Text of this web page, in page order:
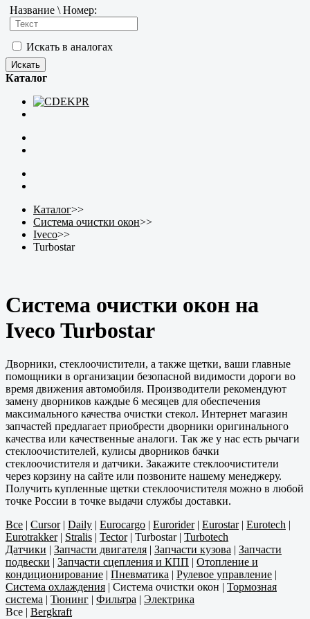
Название \ Номер:
Искать в аналогах
Каталог
Каталог>>
Система очистки окон>>
Iveco>>
Turbostar
Система очистки окон на
Iveco Turbostar
Дворники, стеклоочистители, а также щетки, ваши главные
помощники в организации безопасной видимости дороги во
время движения автомобиля. Производители рекомендуют
замену дворников каждые 6 месяцев для обеспечения
максимального качества очистки стекол. Интернет магазин
запчастей предлагает приобрести дворники оригинального
качества или качественные аналоги. Так же у нас есть рычаги
стеклоочистителей, кулисы дворников бачки
стеклоочистителя и датчики. Закажите стеклоочистители
через корзину на сайте или позвоните нашему менеджеру.
Получить купленные щетки стеклоочистителя можно в любой
точке России в точке выдачи службы доставки.
Все | Cursor| Daily | Eurocargo | Eurorider| Eurostar| Eurotech |
Eurotrakker| Stralis | Tector| Turbostar| Turbotech
Датчики | Запчасти двигателя | Запчасти кузова | Запчасти
подвески | Запчасти сцепления и КПП | Отопление и
кондиционирование | Пневматика | Рулевое управление |
Система охлаждения | Система очистки окон | Тормозная
система | Тюнинг | Фильтра | Электрика
Все | Bergkraft